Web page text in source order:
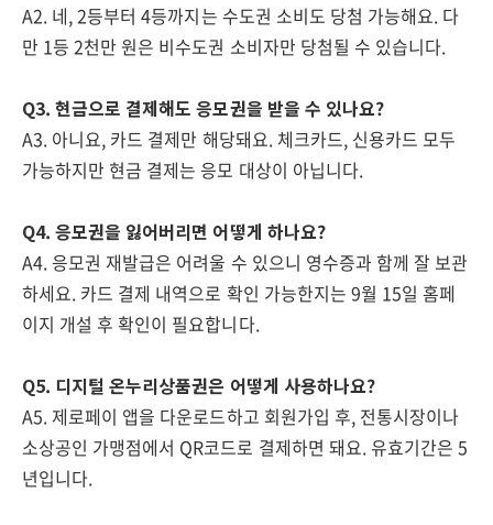
A2. 네, 2등부터 4등까지는 수도권 소비도 당첨 가능해요. 다
만 1등 2천만 원은 비수도권 소비자만 당첨될 수 있습니다.
Q3. 현금으로 결제해도 응모권을 받을 수 있나요?
A3. 아니요, 카드 결제만 해당돼요. 체크카드, 신용카드 모두
가능하지만 현금 결제는 응모 대상이 아닙니다.
Q4. 응모권을 잃어버리면 어떻게 하나요?
A4. 응모권 재발급은 어려울 수 있으니 영수증과 함께 잘 보관
하세요. 카드 결제 내역으로 확인 가능한지는 9월 15일 홈페
이지 개설 후 확인이 필요합니다.
Q5. 디지털 온누리상품권은 어떻게 사용하나요?
A5. 제로페이 앱을 다운로드하고 회원가입 후, 전통시장이나
소상공인 가맹점에서 QR코드로 결제하면 돼요. 유효기간은 5
년입니다.